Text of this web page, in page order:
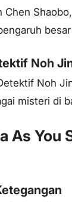
Noh
Noh
misteri di
As You